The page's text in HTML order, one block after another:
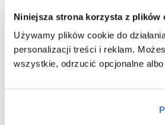
Niniejsza strona korzysta z plików
Używamy plików cookie do
personalizacji treści i reklam.
wszystkie, odrzucić opcjonalne
Bezpieczne szkło hartowane 8mm z
Kabina prysznicowa przesuwna Swiss-
grafitowe i profile złoty połysk
szkłem grafitowym i eleganckimi profilami w
funkcjonalności i wytrzymałości. Hartowane